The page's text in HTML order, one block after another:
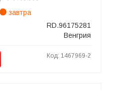
завтра
RD.96175281
Венгрия
Код: 1467969-2